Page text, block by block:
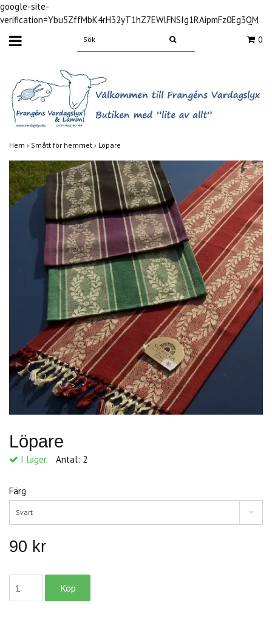
google-site-
verification=Ybu5ZffMbK4rH32yT1hZ7EWlFNSIg1RAipmFz0Eg3QM
0
Hem › Smått för hemmet › Löpare
Löpare
I lager. Antal: 2
Färg
Svart
90 kr